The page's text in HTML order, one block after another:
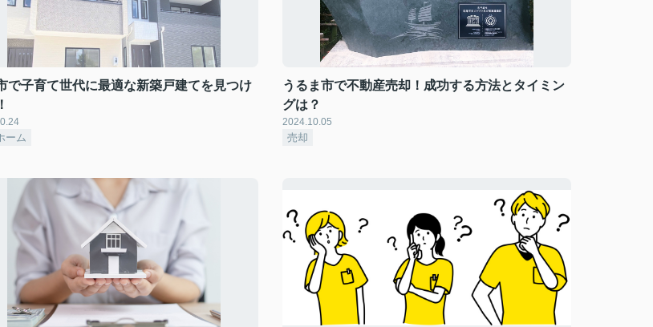
で子育て世代に最適な新築戸建てを見つけ
ーム
うるま市で不動産売却！成功する方法とタイミン
グは？
2024.10.05
売却